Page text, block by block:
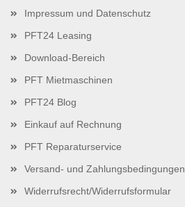
Impressum und Datenschutz
PFT24 Leasing
Download-Bereich
PFT Mietmaschinen
PFT24 Blog
Einkauf auf Rechnung
PFT Reparaturservice
Versand- und Zahlungsbedingungen
Widerrufsrecht/Widerrufsformular